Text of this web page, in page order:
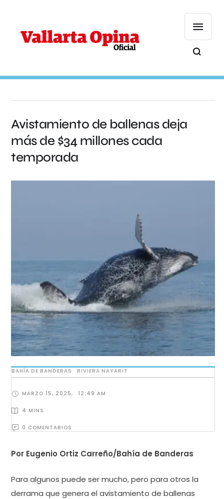
Avistamiento de ballenas deja
más de $34 millones cada
temporada
BAHÍA DE BANDERAS RIVIERA NAYARIT
MARZO 15, 2025, 12:49 AM
4 MINS
0 COMENTARIOS
Por Eugenio Ortiz Carreño/Bahía de Banderas
Para algunos puede ser mucho, pero para otros la
derrama que genera el avistamiento de ballenas